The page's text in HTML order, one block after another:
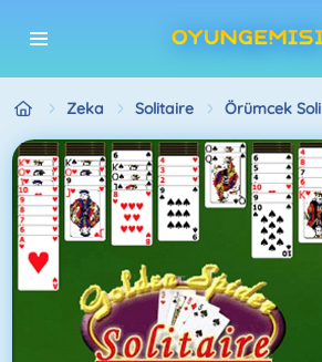
Zeka Solitaire Örümcek Soli